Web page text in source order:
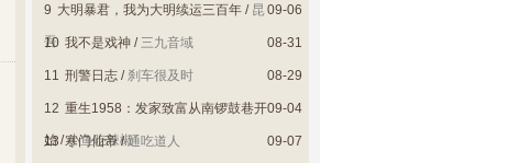
09-06
9 大明暴君，我为大明续运三百年 / 昆
吾 08-31
10 我不是戏神 / 三九音域
08-29
11 刑警日志 /刹车很及时
09-04
12 重生1958：发家致富从南锣鼓巷开
始/小鱼吃辣椒 09-07
13 寒门仙帝/通吃道人